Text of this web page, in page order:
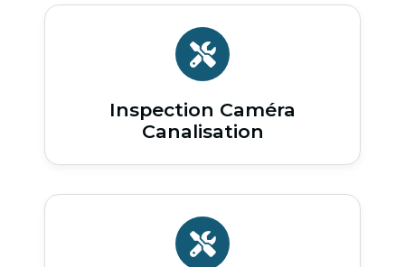
Inspection Caméra
Canalisation